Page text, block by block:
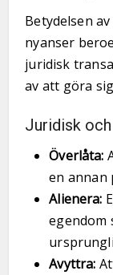
Betydelsen
nyanser
juridisk
av att göra
Juridisk
Överlåta:
en annan
Alienera:
egendom
Avyttra: